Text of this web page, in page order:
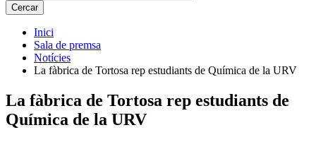
Inici
Sala de premsa
Notícies
La fàbrica de Tortosa rep estudiants de Química de la URV
La fàbrica de Tortosa rep estudiants de
Química de la URV